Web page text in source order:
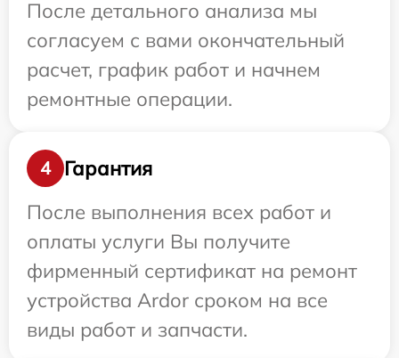
После детального анализа мы
согласуем с вами окончательный
расчет, график работ и начнем
ремонтные операции.
4
Гарантия
После выполнения всех работ и
оплаты услуги Вы получите
фирменный сертификат на ремонт
устройства Ardor сроком на все
виды работ и запчасти.